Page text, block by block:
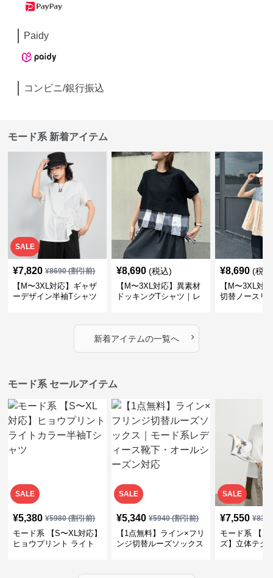
Paidy
コンビニ/銀行振込
モード系 新着アイテム
SALE
¥7,820 ¥8690(割引前)
【M〜3XL対応】ギャザ
ーデザイン半袖Tシャツ
¥8,690 (税込)
【M〜3XL対応】異素材
ドッキングTシャツ｜レ
カバー・大人モード
¥8,690 (税
【M〜3XL対
切替ノースリ
新着アイテムの一覧へ ›
モード系 セールアイテム
SALE
¥5,380 ¥5980(割引前)
モード系 【S〜XL対応】
ヒョウプリント ライト
SALE
¥5,340 ¥5940(割引前)
【1点無料】ライン×フリ
ンジ切替ルーズソックス
SALE
¥7,550 ¥
モード系 【フ
ズ】立体テク